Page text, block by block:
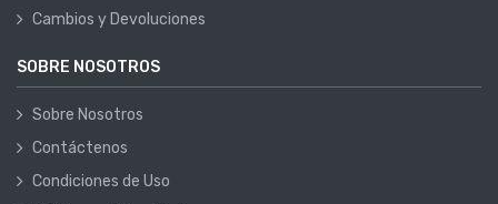
Cambios y Devoluciones
SOBRE NOSOTROS
Sobre Nosotros
Contáctenos
Condiciones de Uso